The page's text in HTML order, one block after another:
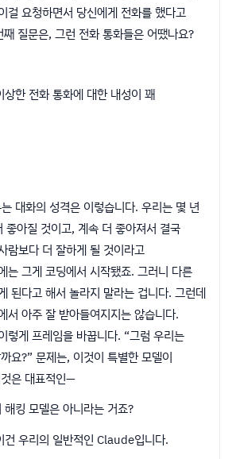
걸 요청하면서 당신에게 전화를 했다고
질문은, 그런 전화 통화들은 어땠나요?
상한 전화 통화에 대한 내성이 꽤
대화의 성격은 이렇습니다. 우리는 몇 년
아질 것이고, 계속 더 좋아져서 결국
람보다 더 잘하게 될 것이라고
는 그게 코딩에서 시작됐죠. 그러니 다른
된다고 해서 놀라지 말라는 겁니다. 그런데
서 아주 잘 받아들여지지는 않습니다.
렇게 프레임을 바꿉니다. “그럼 우리는
요?” 문제는, 이것이 특별한 모델이
은 대표적인—
해킹 모델은 아니라는 거죠?
건 우리의 일반적인 Claude입니다.